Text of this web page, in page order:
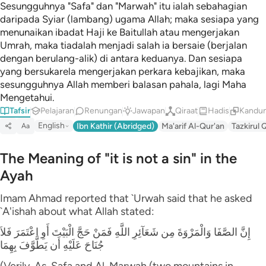
Sesungguhnya "Safa" dan "Marwah" itu ialah sebahagian
daripada Syiar (lambang) ugama Allah; maka sesiapa yang
menunaikan ibadat Haji ke Baitullah atau mengerjakan
Umrah, maka tiadalah menjadi salah ia bersaie (berjalan
dengan berulang-alik) di antara keduanya. Dan sesiapa
yang bersukarela mengerjakan perkara kebajikan, maka
sesungguhnya Allah memberi balasan pahala, lagi Maha
Mengetahui.
Tafsir Pelajaran Renungan Jawapan Qiraat Hadis
Aa English Ibn Kathir (Abridged) Ma'arif Al-Qur'an Tazkirul
The Meaning of "it is not a sin" in the
Ayah
Imam Ahmad reported that `Urwah said that he asked
`A'ishah about what Allah stated:
إِنَّ الصَّفَا وَالْمَرْوَةَ مِن شَعَآئِرِ اللَّهِ فَمَنْ حَجَّ الْبَيْتَ أَوِ اعْتَمَرَ فَلاَ
جُنَاحَ عَلَيْهِ أَن يَطَّوَّفَ بِهِمَا